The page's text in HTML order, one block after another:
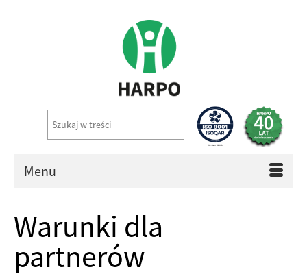
Menu
Warunki dla
partnerów